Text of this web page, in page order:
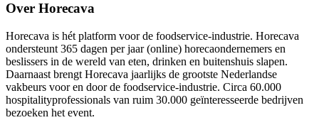
Over Horecava
Horecava is hét platform voor de foodservice-industrie. Horecava
ondersteunt 365 dagen per jaar (online) horecaondernemers en
beslissers in de wereld van eten, drinken en buitenshuis slapen.
Daarnaast brengt Horecava jaarlijks de grootste Nederlandse
vakbeurs voor en door de foodservice-industrie. Circa 60.000
hospitalityprofessionals van ruim 30.000 geïnteresseerde bedrijven
bezoeken het event.